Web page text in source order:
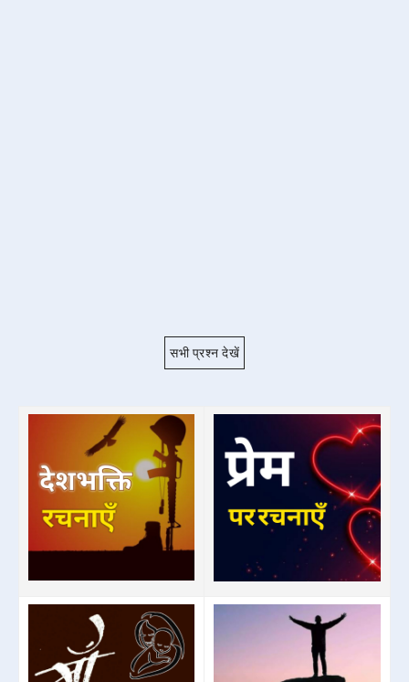
सभी प्रश्न देखें